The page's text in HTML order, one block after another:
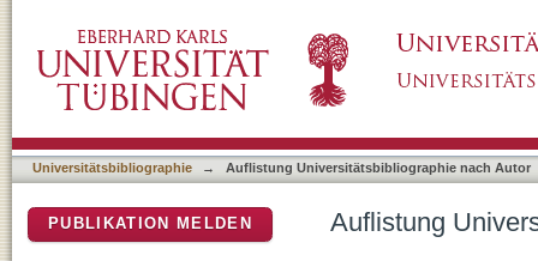
Universitätsbibliographie → Auflistung Universitätsbibliographie nach Autor
Auflistung
PUBLIKATION MELDEN